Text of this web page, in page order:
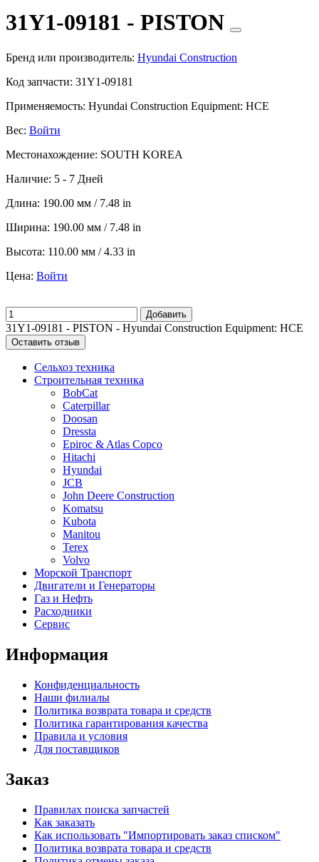
31Y1-09181 - PISTON
Бренд или производитель: Hyundai Construction
Код запчасти: 31Y1-09181
Применяемость: Hyundai Construction Equipment: HCE
Вес: Войти
Местонахождение: SOUTH KOREA
Наличие: 5 - 7 Дней
Длина: 190.00 мм / 7.48 in
Ширина: 190.00 мм / 7.48 in
Высота: 110.00 мм / 4.33 in
Цена: Войти
Добавить
31Y1-09181 - PISTON - Hyundai Construction Equipment: HCE
Оставить отзыв
Сельхоз техника
Строительная техника
BobCat
Caterpillar
Doosan
Dressta
Epiroc & Atlas Copco
Hitachi
Hyundai
JCB
John Deere Construction
Komatsu
Kubota
Manitou
Terex
Volvo
Морской Транспорт
Двигатели и Генераторы
Газ и Нефть
Расходники
Сервис
Информация
Конфиденциальность
Наши филиалы
Политика возврата товара и средств
Политика гарантирования качества
Правила и условия
Для поставщиков
Заказ
Правилах поиска запчастей
Как заказать
Как использовать "Импортировать заказ списком"
Политика возврата товара и средств